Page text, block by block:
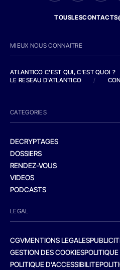
MIEUX NOUS CONNAITRE
ATLANTICO C'EST QUI, C'EST QUOI ?
LE RESEAU D'ATLANTICO
/
CATEGORIES
DECRYPTAGES
DOSSIERS
RENDEZ-VOUS
VIDEOS
PODCASTS
LEGAL
CGVMENTIONS LEGALES
GESTION DES COOKIES
POLITIQUE D’ACCESSIBILITE